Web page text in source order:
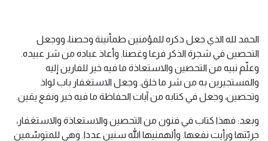
الحمد لله الذي جعل ذكره للمؤمنين طمأنينة وحصنا، ووجعل
التحصين في شجرة الذكر فرعا وغصنا. وأعاذ عباده من شر عبيده.
وعلّم نبيه من التحصين والاستعاذة ما فيه خير للفارين إليه
والمستجيرين به من شر ما خلق. وجعل الاستغفار باب لواذ
وتحصين، وجعل في كتابه من آيات الحفاظة ما فيه خير ونفع يقين.
وبعد: فهذا كتاب في فنون من التحصين والاستعاذة والاستغفار،
جربّتها ورأيت نفعها. وألهمنيها الله سنين عددا. وهي للمتوسّمين